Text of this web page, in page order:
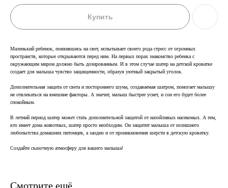
Купить
Маленький ребенок, появившись на свет, испытывает своего рода стресс от огромных
пространств, которые открываются перед ним. На первых порах знакомство ребенка с
окружающим миром должно быть дозированным. И в этом случае шатер на детской кроватке
создает для малыша чувство защищенности, образуя уютный закрытый уголок.
Дополнительная защита от света и постороннего шума, создаваемая шатром, помогает малышу
не отвлекаться на внешние факторы. А значит, малыш быстрее уснет, и сон его будет более
спокойным.
В летний период шатер может стать дополнительной защитой от назойливых насекомых. А тем,
кто имеет дома животных, шатер просто необходим. Он защитит малыша от излишнего
любопытства домашних питомцев, а заодно и от проникновения шерсти в детскую кроватку.
Создайте сказочную атмосферу для вашего малыша!
Смотрите ещё